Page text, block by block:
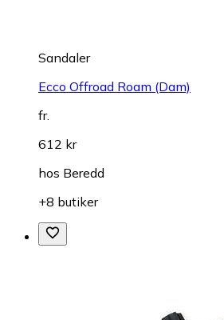
Sandaler
Ecco Offroad Roam (Dam)
fr.
612 kr
hos Beredd
+8 butiker